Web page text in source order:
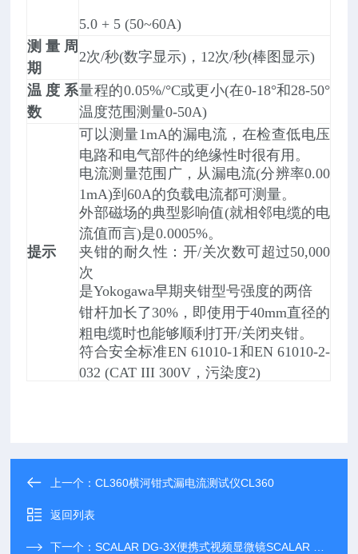
5.0 + 5 (50~60A)
测量周
期
2次/秒(数字显示)，12次/秒(棒图显示)
温度系
数
量程的0.05%/°C或更小(在0-18°和28-50°
温度范围测量0-50A)
提示
可以测量1mA的漏电流，在检查低电压
电路和电气部件的绝缘性时很有用。
电流测量范围广，从漏电流(分辨率0.00
1mA)到60A的负载电流都可测量。
外部磁场的典型影响值(就相邻电缆的电
流值而言)是0.0005%。
夹钳的耐久性：开/关次数可超过50,000
次
是Yokogawa早期夹钳型号强度的两倍
钳杆加长了30%，即使用于40mm直径的
粗电缆时也能够顺利打开/关闭夹钳。
符合安全标准EN 61010-1和EN 61010-2-
032 (CAT III 300V，污染度2)
上一个：CL360横河钳式漏电流测试仪CL360
返回列表
下一个：SCALAR DG-3X便携式视频显微镜SCALAR DG-3X